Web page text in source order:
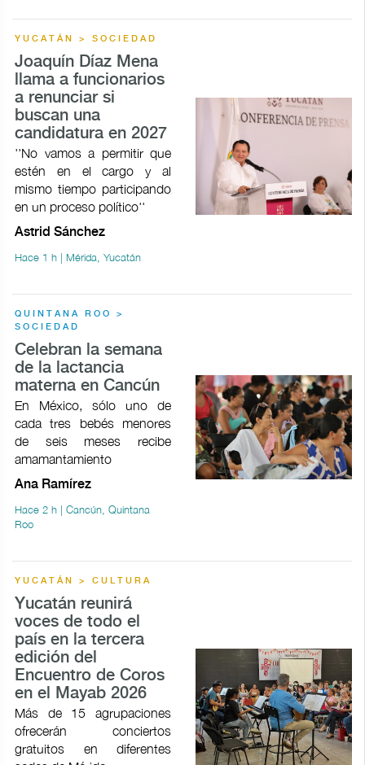
YUCATÁN > SOCIEDAD
Joaquín Díaz Mena
llama a funcionarios
a renunciar si
buscan una
candidatura en 2027
''No vamos a permitir que
estén en el cargo y al
mismo tiempo participando
en un proceso político''
Astrid Sánchez
Hace 1 h | Mérida, Yucatán
QUINTANA ROO >
SOCIEDAD
Celebran la semana
de la lactancia
materna en Cancún
En México, sólo uno de
cada tres bebés menores
de seis meses recibe
amamantamiento
Ana Ramírez
Hace 2 h | Cancún, Quintana
Roo
YUCATÁN > CULTURA
Yucatán reunirá
voces de todo el
país en la tercera
edición del
Encuentro de Coros
en el Mayab 2026
Más de 15 agrupaciones
ofrecerán conciertos
gratuitos en diferentes